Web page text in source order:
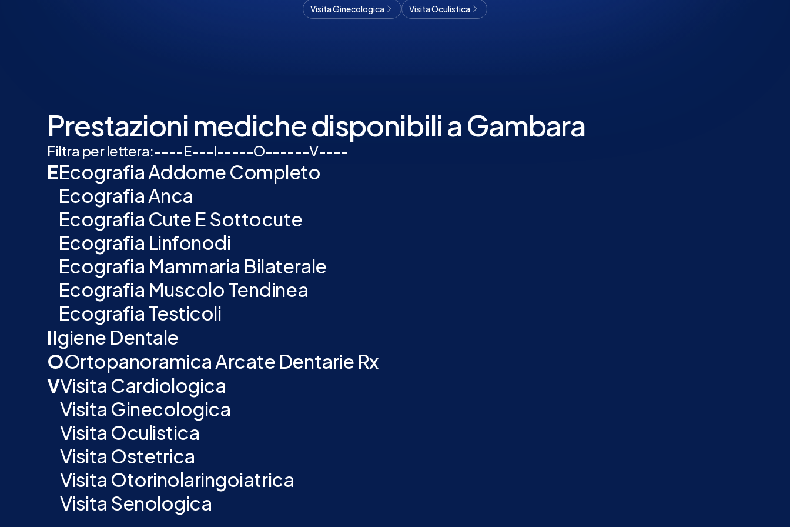
Visita Ginecologica
Visita Oculistica
Prestazioni mediche disponibili a Gambara
Filtra per lettera:----E---I-----O------V----
EEcografia Addome Completo
Ecografia Anca
Ecografia Cute E Sottocute
Ecografia Linfonodi
Ecografia Mammaria Bilaterale
Ecografia Muscolo Tendinea
Ecografia Testicoli
IIgiene Dentale
OOrtopanoramica Arcate Dentarie Rx
VVisita Cardiologica
Visita Ginecologica
Visita Oculistica
Visita Ostetrica
Visita Otorinolaringoiatrica
Visita Senologica